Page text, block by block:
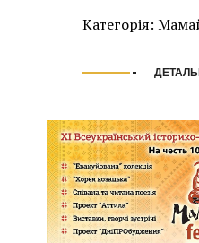
Категорія: